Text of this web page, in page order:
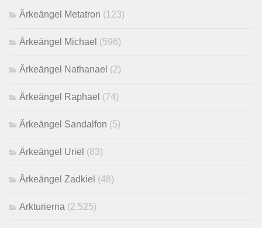
Ärkeängel Metatron (123)
Ärkeängel Michael (596)
Ärkeängel Nathanael (2)
Ärkeängel Raphael (74)
Ärkeängel Sandalfon (5)
Ärkeängel Uriel (83)
Ärkeängel Zadkiel (48)
Arkturierna (2,525)